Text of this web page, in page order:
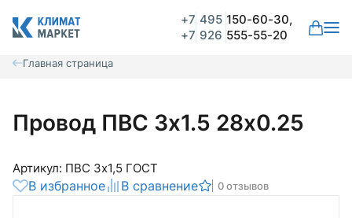
+7 495 150-60-30,
+7 926 555-55-20
Главная страница
Провод ПВС 3х1.5 28х0.25
Артикул: ПВС 3х1,5 ГОСТ
В избранное В сравнение 0 отзывов